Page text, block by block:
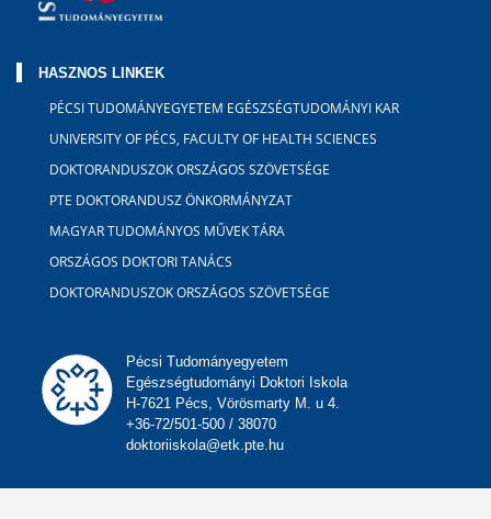
HASZNOS LINKEK
PÉCSI TUDOMÁNYEGYETEM EGÉSZSÉGTUDOMÁNYI KAR
UNIVERSITY OF PÉCS, FACULTY OF HEALTH SCIENCES
DOKTORANDUSZOK ORSZÁGOS SZÖVETSÉGE
PTE DOKTORANDUSZ ÖNKORMÁNYZAT
MAGYAR TUDOMÁNYOS MŰVEK TÁRA
ORSZÁGOS DOKTORI TANÁCS
DOKTORANDUSZOK ORSZÁGOS SZÖVETSÉGE
Pécsi Tudományegyetem
Egészségtudományi Doktori Iskola
H-7621 Pécs, Vörösmarty M. u 4.
+36-72/501-500 / 38070
doktoriiskola@etk.pte.hu